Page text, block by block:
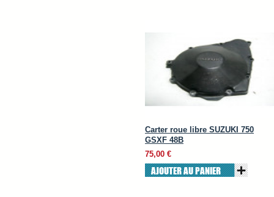
Carter roue libre SUZUKI 750
GSXF 48B
75,00 €
AJOUTER AU PANIER